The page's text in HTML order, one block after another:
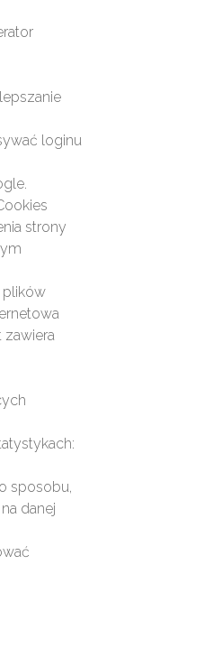
loginu
strony
plików
sposobu,
danej